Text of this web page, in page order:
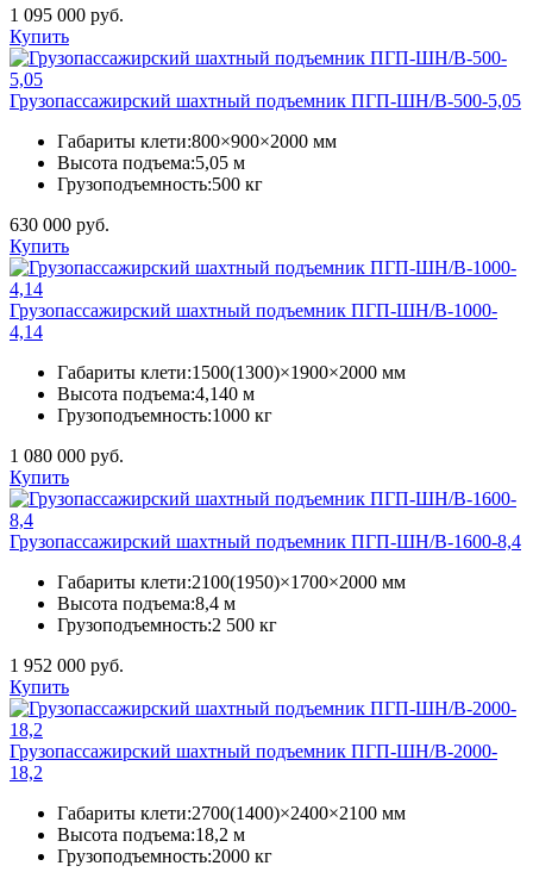
1 095 000 руб.
Купить
Грузопассажирский шахтный подъемник ПГП-ШН/В-500-5,05
Габариты клети:800×900×2000 мм
Высота подъема:5,05 м
Грузоподъемность:500 кг
630 000 руб.
Купить
Грузопассажирский шахтный подъемник ПГП-ШН/В-1000-
4,14
Габариты клети:1500(1300)×1900×2000 мм
Высота подъема:4,140 м
Грузоподъемность:1000 кг
1 080 000 руб.
Купить
Грузопассажирский шахтный подъемник ПГП-ШН/В-1600-8,4
Габариты клети:2100(1950)×1700×2000 мм
Высота подъема:8,4 м
Грузоподъемность:2 500 кг
1 952 000 руб.
Купить
Грузопассажирский шахтный подъемник ПГП-ШН/В-2000-
18,2
Габариты клети:2700(1400)×2400×2100 мм
Высота подъема:18,2 м
Грузоподъемность:2000 кг